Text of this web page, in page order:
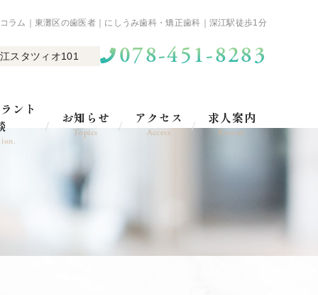
ラム｜東灘区の歯医者｜にしうみ歯科・矯正歯科｜深江駅徒歩1分
スタツィオ101 078-451-8283
ント
お知らせ
Topics
アクセス
Access
求人案内
Recruit